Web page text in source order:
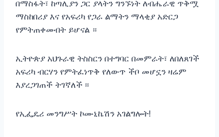
በማስፋት፣ ከጣሊያን ጋር ያላትን ግንኙነት ለብሔራዊ ጥቅሟ
ማስከበሪያ እና የአፍሪካ የጋራ ልማትን ማላቂያ አድርጋ
የምትጠቀመብት ይሆናል ።
ኢትዮጵያ አህጉራዊ ትስስርን በተግባር በመምራት፣ ለበለጸገች
አፍሪካ ብርሃን የምትፈነጥቅ የለውጥ ችቦ መሆኗን ዛሬም
እያረጋገጠች ትገኛለች ፡፡
የኢፌዴሪ መንግሥት ኮሙኒኬሽን አገልግሎት!